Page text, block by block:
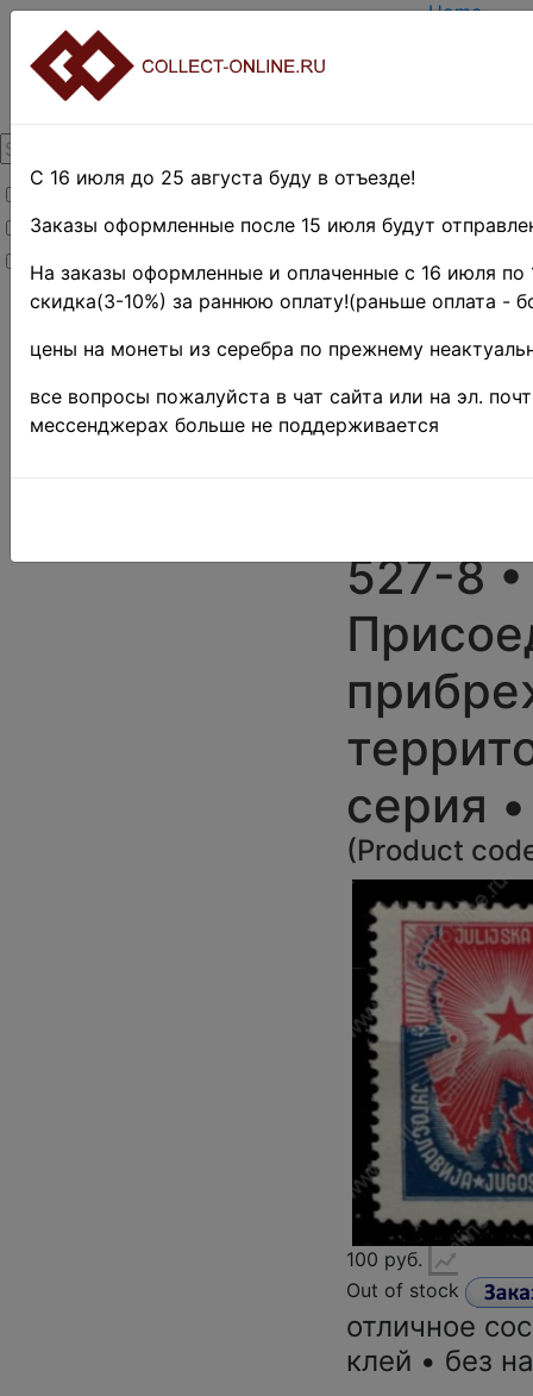
Товары со скидкой
Товары в наличии
Новинки
Home
TERMS
Home»
EUROPE »
Югославия
»
Республика
527-8 •
серия
(Product
100 руб.
Out of stock
отличное
клей • без
С 16 июля до 25 августа буду в отъезде!
Заказы оформленные после 15 июля будут
На заказы оформленные и оплаченные с 16 июля по
скидка(3-10%) за раннюю оплату!(раньше оплата -
цены на монеты из серебра по прежнему
все вопросы пожалуйста в чат сайта или на эл.
мессенджерах больше не поддерживается